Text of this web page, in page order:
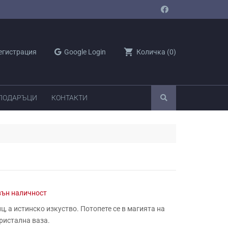
Google Login shopping_cart Количка (0)
КОНТАКТИ
наличност
а истинско изкуство. Потопете се в магията на
ваза.